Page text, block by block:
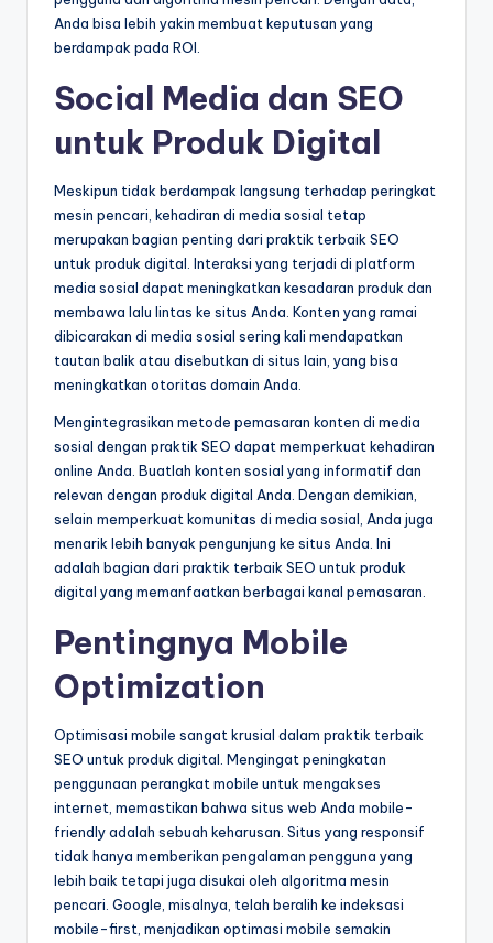
Anda bisa lebih yakin membuat keputusan yang
berdampak pada ROI.
Social Media dan SEO
untuk Produk Digital
Meskipun tidak berdampak langsung terhadap peringkat
mesin pencari, kehadiran di media sosial tetap
merupakan bagian penting dari praktik terbaik SEO
untuk produk digital. Interaksi yang terjadi di platform
media sosial dapat meningkatkan kesadaran produk dan
membawa lalu lintas ke situs Anda. Konten yang ramai
dibicarakan di media sosial sering kali mendapatkan
tautan balik atau disebutkan di situs lain, yang bisa
meningkatkan otoritas domain Anda.
Mengintegrasikan metode pemasaran konten di media
sosial dengan praktik SEO dapat memperkuat kehadiran
online Anda. Buatlah konten sosial yang informatif dan
relevan dengan produk digital Anda. Dengan demikian,
selain memperkuat komunitas di media sosial, Anda juga
menarik lebih banyak pengunjung ke situs Anda. Ini
adalah bagian dari praktik terbaik SEO untuk produk
digital yang memanfaatkan berbagai kanal pemasaran.
Pentingnya Mobile
Optimization
Optimisasi mobile sangat krusial dalam praktik terbaik
SEO untuk produk digital. Mengingat peningkatan
penggunaan perangkat mobile untuk mengakses
internet, memastikan bahwa situs web Anda mobile-
friendly adalah sebuah keharusan. Situs yang responsif
tidak hanya memberikan pengalaman pengguna yang
lebih baik tetapi juga disukai oleh algoritma mesin
pencari. Google, misalnya, telah beralih ke indeksasi
mobile-first, menjadikan optimasi mobile semakin